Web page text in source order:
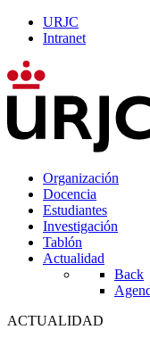
URJC
Intranet
Organización
Docencia
Estudiantes
Investigación
Tablón
Actualidad
Back
ACTUALIDAD